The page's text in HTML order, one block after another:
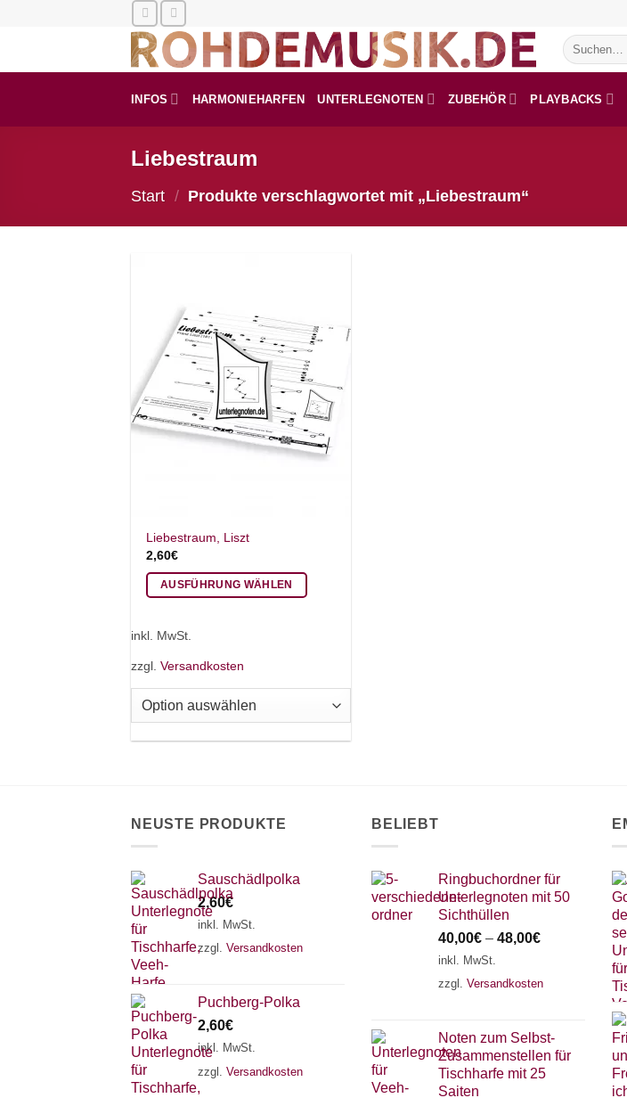
Suchen
nach:
INFOS HARMONIEHARFEN UNTERLEGNOTEN ZUBEHÖR PLAYBACKS
Liebestraum
Start / Produkte verschlagwortet mit „Liebestraum“
Liebestraum, Liszt
2,60€
AUSFÜHRUNG WÄHLEN
mehrere
Varianten
auf.
Produktseite
gewählt
inkl. MwSt.
zzgl. Versandkosten
NEUSTE PRODUKTE
Sauschädlpolka
2,60€
inkl. MwSt.
zzgl. Versandkosten
Puchberg-Polka
2,60€
inkl. MwSt.
zzgl. Versandkosten
BELIEBT
Ringbuchordner für
Unterlegnoten mit 50
Sichthüllen
40,00€ – 48,00€
inkl. MwSt.
zzgl. Versandkosten
Noten zum Selbst-
Zusammenstellen für
Tischharfe mit 25
Saiten